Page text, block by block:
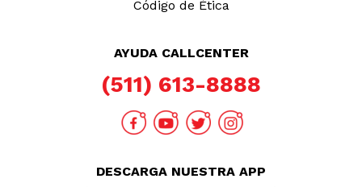
Código de Ética
AYUDA CALLCENTER
(511) 613-8888
DESCARGA NUESTRA APP